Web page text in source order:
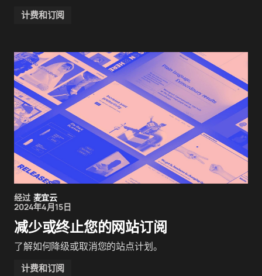
计费和订阅
经过 麦宜云
2024年4月15日
减少或终止您的网站订阅
了解如何降级或取消您的站点计划。
计费和订阅